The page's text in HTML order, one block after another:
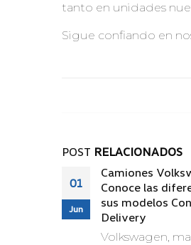
tanto en unidades
Sigue confiando en
POST RELACIONADOS
01
Jun
Camiones
Conoce las
sus modelos
Delivery
Volkswagen,